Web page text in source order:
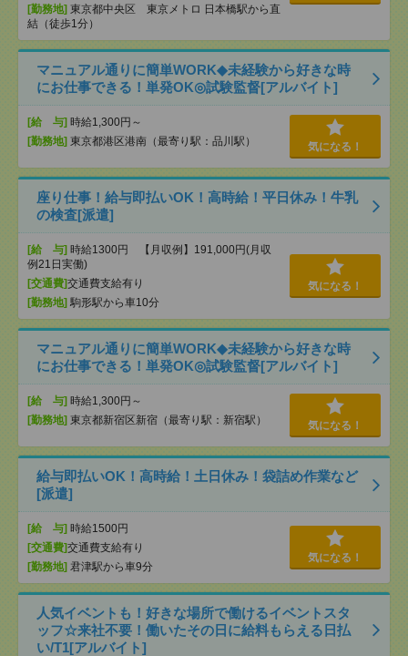
[勤務地] 東京都中央区 東京メトロ 日本橋駅から直
結（徒歩1分）
マニュアル通りに簡単WORK◆未経験から好きな時
にお仕事できる！単発OK◎試験監督[アルバイト]
[給 与] 時給1,300円～
[勤務地] 東京都港区港南（最寄り駅：品川駅） 気になる！
座り仕事！給与即払いOK！高時給！平日休み！牛乳
の検査[派遣]
[給 与] 時給1300円 【月収例】191,000円(月収
例21日実働)
[交通費]交通費支給有り
[勤務地] 駒形駅から車10分
気になる！
マニュアル通りに簡単WORK◆未経験から好きな時
にお仕事できる！単発OK◎試験監督[アルバイト]
[給 与] 時給1,300円～
[勤務地] 東京都新宿区新宿（最寄り駅：新宿駅） 気になる！
給与即払いOK！高時給！土日休み！袋詰め作業など
[派遣]
[給 与] 時給1500円
[交通費]交通費支給有り
[勤務地] 君津駅から車9分
気になる！
人気イベントも！好きな場所で働けるイベントスタ
ッフ☆来社不要！働いたその日に給料もらえる日払
い/T1[アルバイト]